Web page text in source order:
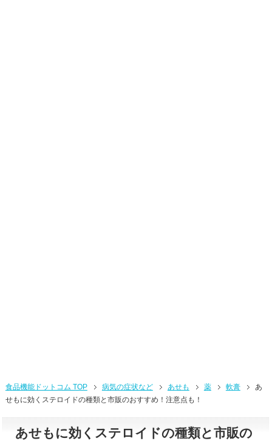
食品機能ドットコム TOP 病気の症状など あせも 薬 軟膏
あ
せもに効くステロイドの種類と市販のおすすめ！注意点も！
あせもに効くステロイドの種類と市販の